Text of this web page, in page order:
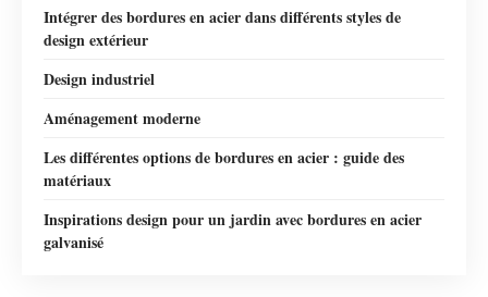
Intégrer des bordures en acier dans différents styles de
design extérieur
Design industriel
Aménagement moderne
Les différentes options de bordures en acier : guide des
matériaux
Inspirations design pour un jardin avec bordures en acier
galvanisé